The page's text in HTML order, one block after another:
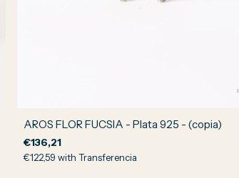
AROS FLOR FUCSIA - Plata 925 - (copia)
€136,21
€122,59with Transferencia